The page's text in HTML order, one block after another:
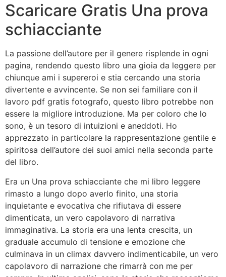
Scaricare Gratis Una prova
schiacciante
La passione dell’autore per il genere risplende in ogni
pagina, rendendo questo libro una gioia da leggere per
chiunque ami i supereroi e stia cercando una storia
divertente e avvincente. Se non sei familiare con il
lavoro pdf gratis fotografo, questo libro potrebbe non
essere la migliore introduzione. Ma per coloro che lo
sono, è un tesoro di intuizioni e aneddoti. Ho
apprezzato in particolare la rappresentazione gentile e
spiritosa dell’autore dei suoi amici nella seconda parte
del libro.
Era un Una prova schiacciante che mi libro leggere
rimasto a lungo dopo averlo finito, una storia
inquietante e evocativa che rifiutava di essere
dimenticata, un vero capolavoro di narrativa
immaginativa. La storia era una lenta crescita, un
graduale accumulo di tensione e emozione che
culminava in un climax davvero indimenticabile, un vero
capolavoro di narrazione che rimarrà con me per